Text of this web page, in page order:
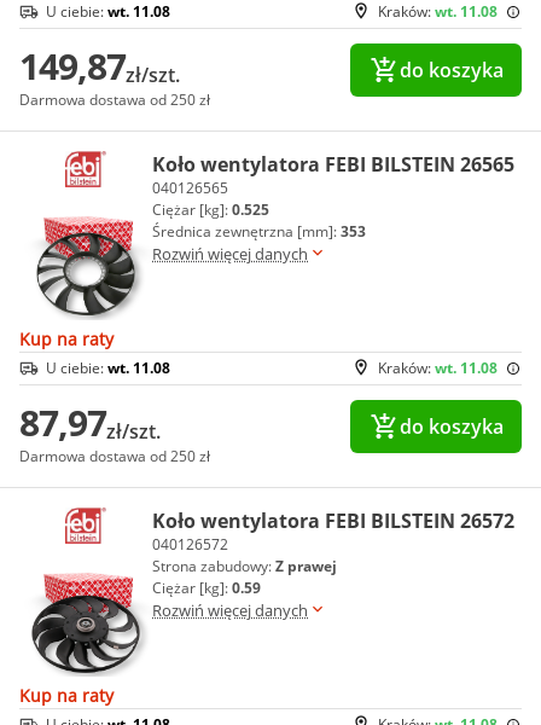
Kraków:wt. 11.08
U ciebie:wt. 11.08
149,87zł/szt.
Darmowa dostawa od 250 zł
do koszyka
Koło wentylatora FEBI BILSTEIN 26565
040126565
Ciężar [kg]:0.525
Średnica zewnętrzna [mm]:353
Rozwiń więcej danych
Kup na raty
Kraków:wt. 11.08
U ciebie:wt. 11.08
87,97zł/szt.
Darmowa dostawa od 250 zł
do koszyka
Koło wentylatora FEBI BILSTEIN 26572
040126572
Strona zabudowy:Z prawej
Ciężar [kg]:0.59
Rozwiń więcej danych
Kup na raty